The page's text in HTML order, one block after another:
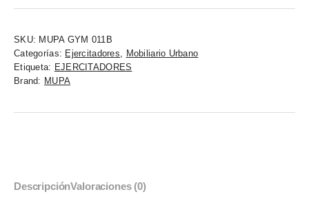
SKU: MUPA GYM 011B
Categorías: Ejercitadores, Mobiliario Urbano
Etiqueta: EJERCITADORES
Brand: MUPA
DescripciónValoraciones (0)